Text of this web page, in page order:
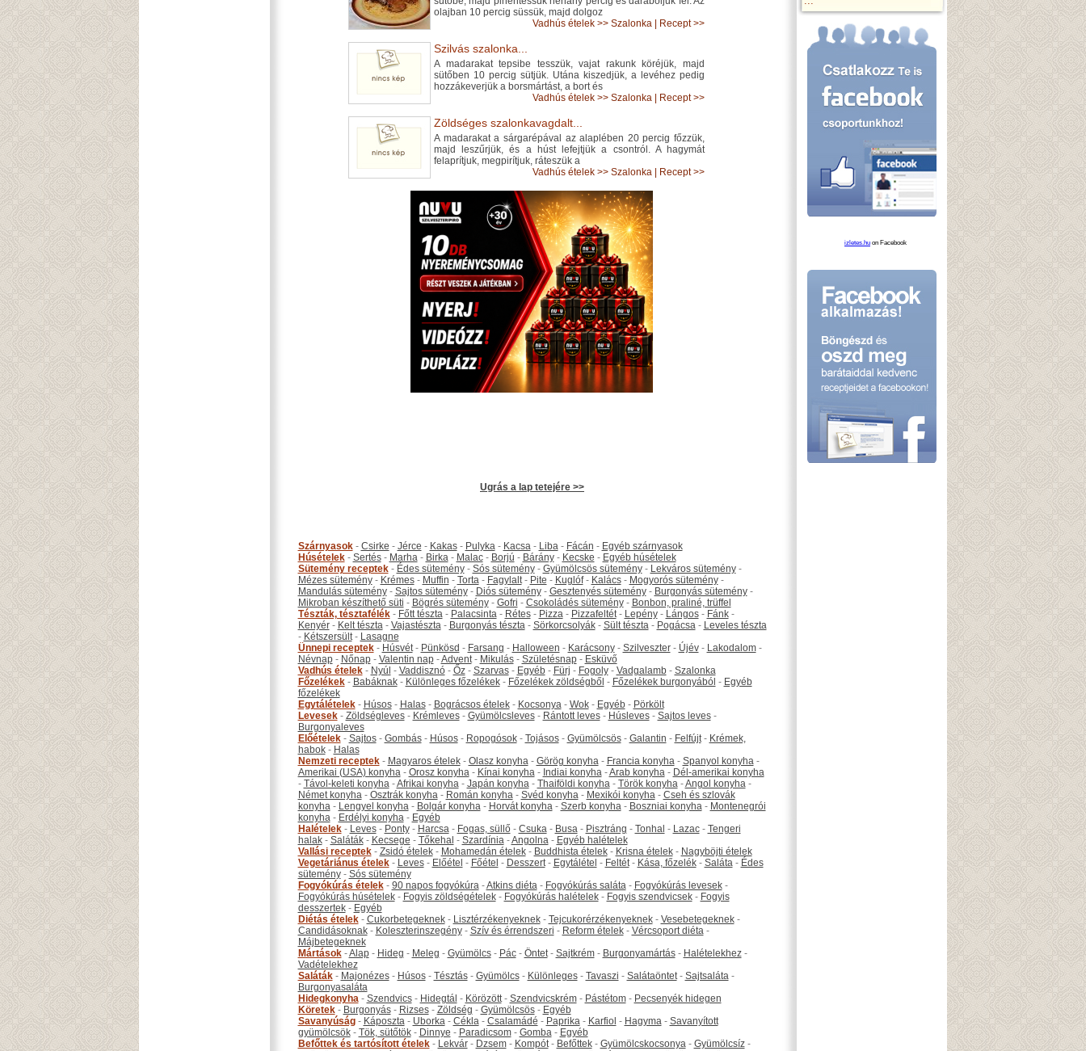
olajban 10 percig süssük, majd dolgoz
Vadhús ételek >> Szalonka Recept >>
Szilvás szalonka...
A madarakat tepsibe tesszük, vajat rakunk köréjük, majd
sütőben 10 percig sütjük. Utána kiszedjük, a levéhez pedig
hozzákeverjük a borsmártást, a bort és
Vadhús ételek >> Szalonka Recept >>
Zöldséges szalonkavagdalt...
A madarakat a sárgarépával az alaplében 20 percig főzzük,
majd leszűrjük, és a húst lefejtjük a csontról. A hagymát
felaprítjuk, megpirítjuk, ráteszük a
Vadhús ételek >> Szalonka Recept >>
Ugrás a lap tetejére >>
Szárnyasok- Csirke - Jérce - Kakas- Pulyka- Kacsa- Liba- Fácán - Egyéb szárnyasok
Húsételek- Sertés- Marha- Birka- Malac- Borjú - Bárány- Kecske - Egyéb húsételek
Sütemény receptek- Édes sütemény- Sós sütemény- Gyümölcsös sütemény- Lekváros sütemény-
Mézes sütemény- Krémes- Muffin - Torta- Fagylalt- Pite - Kuglóf- Kalács- Mogyorós sütemény-
Mandulás sütemény- Sajtos sütemény- Diós sütemény- Gesztenyés sütemény- Burgonyás sütemény-
Mikroban készíthető süti - Bögrés sütemény- Gofri - Csokoládés sütemény- Bonbon, praliné, trüffel
Tészták, tésztafélék- Főtt tészta- Palacsinta- Rétes- Pizza- Pizzafeltét- Lepény- Lángos- Fánk-
Kenyér- Kelt tészta- Vajastészta- Burgonyás tészta- Sörkorcsolyák- Sült tészta- Pogácsa- Leveles tészta
- Kétszersült- Lasagne
Ünnepi receptek- Húsvét- Pünkösd - Farsang - Halloween - Karácsony- Szilveszter- Újév- Lakodalom-
Névnap- Nőnap- Valentin nap-Advent- Mikulás- Születésnap- Esküvő
Vadhús ételek- Nyúl - Vaddisznó- Őz- Szarvas- Egyéb- Fürj - Fogoly- Vadgalamb- Szalonka
Főzelékek- Babáknak- Különleges főzelékek- Főzelékek zöldségből - Főzelékek burgonyából - Egyéb
főzelékek
Egytálételek- Húsos- Halas- Bográcsos ételek- Kocsonya- Wok- Egyéb- Pörkölt
Levesek- Zöldségleves- Krémleves- Gyümölcsleves- Rántott leves- Húsleves- Sajtos leves-
Burgonyaleves
Előételek- Sajtos- Gombás- Húsos- Ropogósok- Tojásos- Gyümölcsös- Galantin - Felfújt- Krémek,
habok- Halas
Nemzeti receptek- Magyaros ételek- Olasz konyha- Görög konyha- Francia konyha- Spanyol konyha-
Amerikai (USA) konyha- Orosz konyha- Kínai konyha- Indiai konyha-Arab konyha- Dél-amerikai konyha
- Távol-keleti konyha-Afrikai konyha- Japán konyha- Thaiföldi konyha- Török konyha-Angol konyha-
Német konyha- Osztrák konyha- Román konyha- Svéd konyha- Mexikói konyha- Cseh és szlovák
konyha- Lengyel konyha- Bolgár konyha- Horvát konyha- Szerb konyha- Boszniai konyha- Montenegrói
konyha- Erdélyi konyha- Egyéb
Halételek- Leves- Ponty- Harcsa- Fogas, süllő- Csuka- Busa- Pisztráng - Tonhal - Lazac- Tengeri
halak- Saláták- Kecsege - Tőkehal - Szardínia-Angolna- Egyéb halételek
Vallási receptek- Zsidó ételek- Mohamedán ételek- Buddhista ételek- Krisna ételek- Nagyböjti ételek
Vegetáriánus ételek- Leves- Előétel - Főétel - Desszert- Egytálétel - Feltét- Kása, főzelék- Saláta- Édes
sütemény- Sós sütemény
Fogyókúrás ételek- 90 napos fogyókúra-Atkins diéta- Fogyókúrás saláta- Fogyókúrás levesek-
Fogyókúrás húsételek- Fogyis zöldségételek- Fogyókúrás halételek- Fogyis szendvicsek- Fogyis
desszertek- Egyéb
Diétás ételek- Cukorbetegeknek- Lisztérzékenyeknek- Tejcukorérzékenyeknek- Vesebetegeknek-
Candidásoknak- Koleszterinszegény- Szív és érrendszeri - Reform ételek- Vércsoport diéta-
Májbetegeknek
Mártások-Alap- Hideg - Meleg - Gyümölcs- Pác- Öntet- Sajtkrém- Burgonyamártás- Halételekhez-
Vadételekhez
Saláták- Majonézes- Húsos- Tésztás- Gyümölcs- Különleges- Tavaszi - Salátaöntet- Sajtsaláta-
Burgonyasaláta
Hidegkonyha- Szendvics- Hidegtál - Körözött- Szendvicskrém- Pástétom- Pecsenyék hidegen
Köretek- Burgonyás- Rizses- Zöldség - Gyümölcsös- Egyéb
Savanyúság- Káposzta- Uborka- Cékla- Csalamádé - Paprika- Karfiol - Hagyma- Savanyított
gyümölcsök- Tök, sütőtök- Dinnye - Paradicsom- Gomba- Egyéb
Befőttek és tartósított ételek- Lekvár- Dzsem- Kompót- Befőttek- Gyümölcskocsonya- Gyümölcsíz-
izletes.hu on Facebook